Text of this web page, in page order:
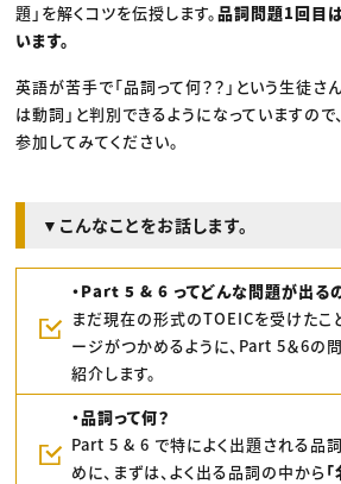
題」を解くコツを伝授します。品詞問題1回目は
います。
英語が苦手で「品詞って何？？」という生徒さ
は動詞」と判別できるようになっていますの
参加してみてください。
▼こんなことをお話します。
・Part 5 & 6 ってどんな問題が出る
まだ現在の形式のTOEICを受けたこ
ージがつかめるように、Part 5＆6の
紹介します。
・品詞って何？
Part 5 & 6 で特によく出題される品
めに、まずは、よく出る品詞の中から